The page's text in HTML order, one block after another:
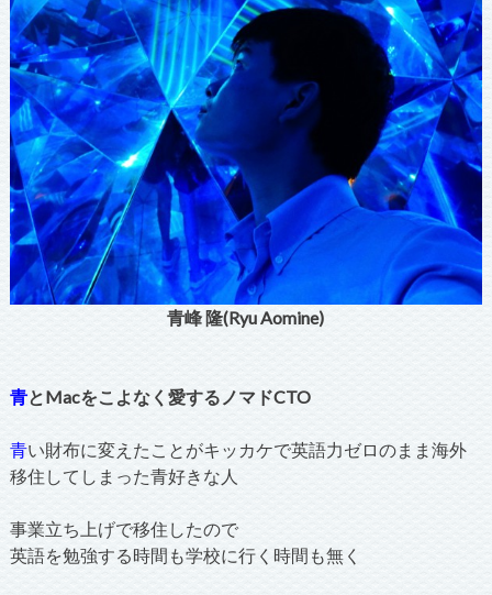
青峰 隆(Ryu Aomine)
青とMacをこよなく愛するノマドCTO
青い財布に変えたことがキッカケで英語力ゼロのまま海外
移住してしまった青好きな人
事業立ち上げで移住したので
英語を勉強する時間も学校に行く時間も無く